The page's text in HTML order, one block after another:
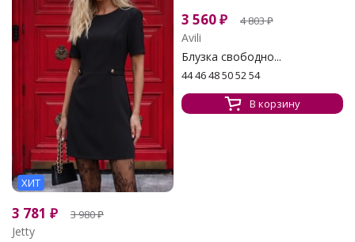
ХИТ
3 781 ₽ 3 980₽
Jetty
3 560₽ 4 803₽
Avili
Блузка свободно...
44 46 48 50 52 54
В корзину